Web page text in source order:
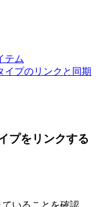
テム
イプのリンクと同期
プをリンクする
いることを確認。